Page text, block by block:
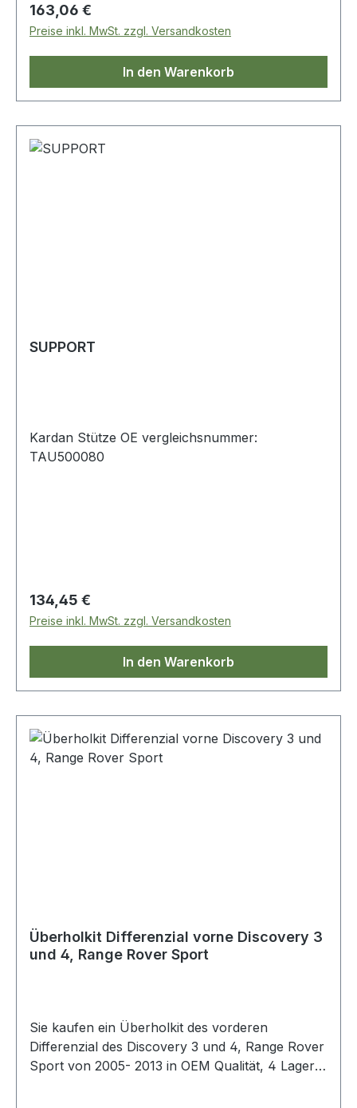
Regulärer Preis:
163,06 €
Preise inkl. MwSt. zzgl. Versandkosten
In den Warenkorb
SUPPORT
Kardan Stütze OE vergleichsnummer:
TAU500080
Regulärer Preis:
134,45 €
Preise inkl. MwSt. zzgl. Versandkosten
In den Warenkorb
Überholkit Differenzial vorne Discovery 3
und 4, Range Rover Sport
Sie kaufen ein Überholkit des vorderen
Differenzial des Discovery 3 und 4, Range Rover
Sport von 2005- 2013 in OEM Qualität, 4 Lager